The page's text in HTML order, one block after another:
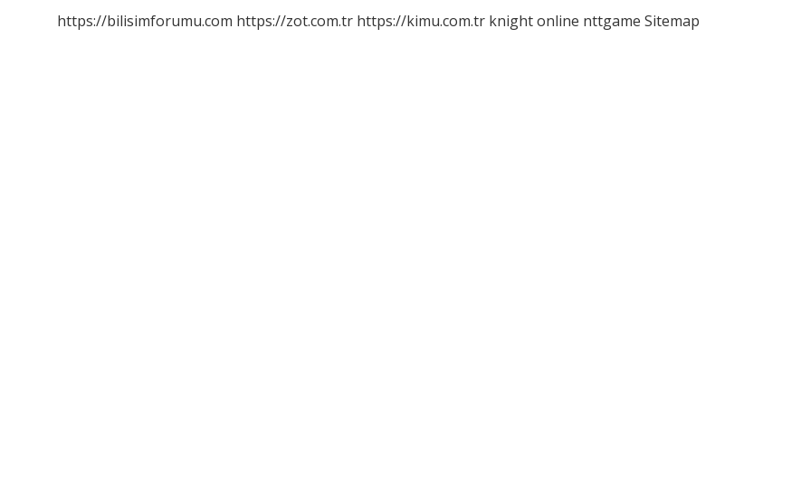
https://bilisimforumu.com https://zot.com.tr https://kimu.com.tr knight online nttgame Sitemap